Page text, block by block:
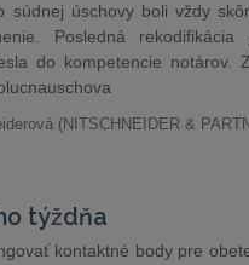
súdnej úschovy boli vždy
Posledná
do kompetencie notárov.
(NITSCHNEIDER &
týždňa
kontaktné body pre